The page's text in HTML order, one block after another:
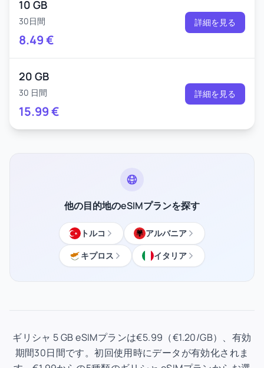
10 GB
30日間
8.49€
詳細を見る
20 GB
30 日間
15.99€
詳細を見る
他の目的地のeSIMプランを探す
トルコ
アルバニア
キプロス
イタリア
ギリシャ 5 GB eSIMプランは€5.99（€1.20/GB）、有効
期間30日間です。初回使用時にデータが有効化されま